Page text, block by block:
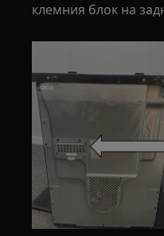
клемния блок на